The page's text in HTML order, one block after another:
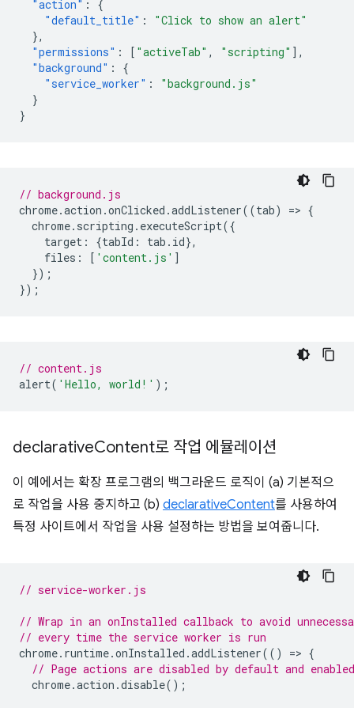
"action" :
{
"default_title" :
"Click to show an alert"
},
"permissions" : [ "activeTab" , "scripting" ],
"background" :
{
"service_worker" :
"background.js"
}
}
// background.js
chrome.action .onClicked .addListener((tab) => {
chrome. scripting . executeScript({
target : {tabId : tab . id},
files : [ 'content.js' ]
});
});
// content.js
alert( 'Hello, world!' );
declarativeContent로 작업 에뮬레이션
이 예에서는 확장 프로그램의 백그라운드 로직이 (a) 기본적으
로 작업을 사용 중지하고 (b) declarativeContent를 사용하여
특정 사이트에서 작업을 사용 설정하는 방법을 보여줍니다.
// service-worker.js
// Wrap in an onInstalled callback to avoid
// every time the service worker is run
chrome. runtime.onInstalled .addListener(() => {
// Page actions are disabled by default and
chrome.action .disable();